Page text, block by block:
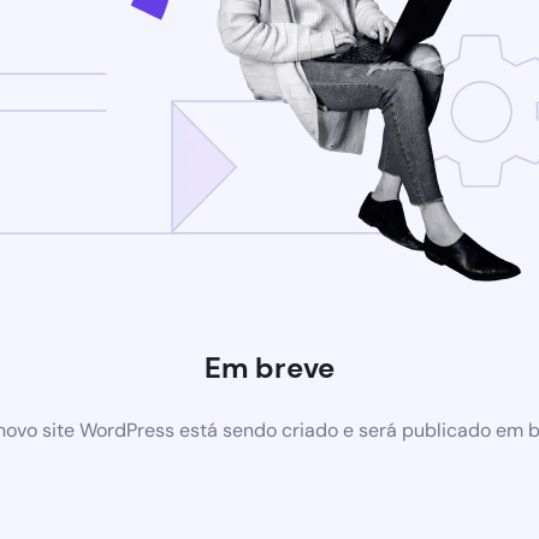
Em breve
site WordPress está sendo criado e será publicado em